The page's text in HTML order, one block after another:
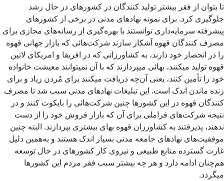
تا بتوان از فقر بیشتر تولید کنندگان در کشورهای در حال رشد
جلوگیری کرد. برای نمونه نهادهای مدنی در برخی از کشورهای
پیشرفته سرمایه‌داری توانستند با بهره‌گیری از رسانه‌های مجازی برای
مصرف کنندگان قهوه آشکار سازند شرکت‌هائی که بازار جهانی قهوه
را در انحصار خود دارند، به کشاورزانی که در افریقا و امریکای لاتین
قهوه تولید میکنند، بهائی میپردازند که با آن نمیتوانند معیشت خانواده
خود را تأمین کنند، یعنی آن‌چه دریافت میکنند برای مُردن زیاد و برای
زنده ماندن اندک است. این تبلیغات نهادهای مدنی سبب شد تا مصرف
‌کنندگان قهوه در این کشورها چنین شرکت‌هائی را بایکوت کنند و در
نتیجه شرکت‌های فراملی برای آن که بازار فروش خود را از دست
ندهند، پذیرفتند به کشاورزان قهوه بهای بیشتری بپردازند. البته چنین
موفقیت‌های نهادهای جامعه مدنی بسیار اندک هستند و به‌همین دلیل
غارت گسترده منابع طبیعی و نیروی کار کشورهای در حال توسعه
هم‌چنان ادامه دارد و هر چه بیشتر سبب فقر مردم این کشورها
میگردد.